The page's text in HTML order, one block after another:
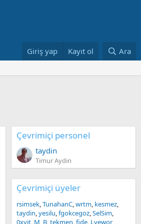
Giriş yap Kayıt ol Ara
Çevrimiçi personel
taydin
Timur Aydın
Çevrimiçi üyeler
rsimsek TunahanC wrtm kesmez
taydin yesilu fgokcegoz SelSim
0xyit M_B tekmen fide Lyewor_